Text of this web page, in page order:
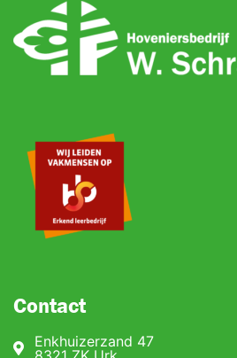
Contact
Enkhuizerzand 47